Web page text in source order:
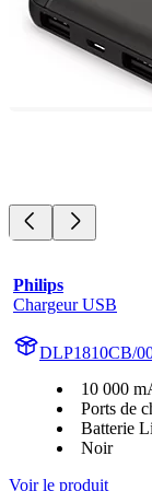
Philips
Chargeur USB
DLP1810CB/
10 000
Ports de
Batterie
Noir
Voir le produit